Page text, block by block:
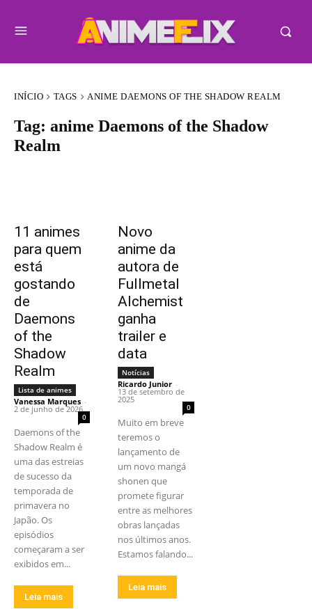
INÍCIO TAGS ANIME DAEMONS OF THE SHADOW REALM
Tag: anime Daemons of the Shadow
Realm
11 animes
para quem
está
gostando
de
Daemons
of the
Shadow
Realm
Lista de animes
Vanessa Marques -
2 de junho de 2026
0
Daemons of the
Shadow Realm é
uma das estreias
de sucesso da
temporada de
primavera no
Japão. Os
episódios
começaram a ser
exibidos em...
Leia mais
Novo
anime da
autora de
Fullmetal
Alchemist
ganha
trailer e
data
Notícias
Ricardo Junior -
13 de setembro de
2025
0
Muito em breve
teremos o
lançamento de
um novo mangá
shonen que
promete figurar
entre as melhores
obras lançadas
nos últimos anos.
Estamos falando...
Leia mais